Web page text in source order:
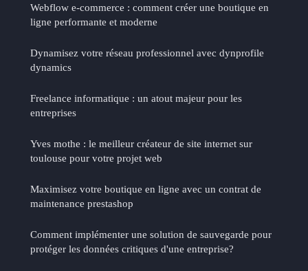
Webflow e-commerce : comment créer une boutique en
ligne performante et moderne
Dynamisez votre réseau professionnel avec dynprofile
dynamics
Freelance informatique : un atout majeur pour les
entreprises
Yves mothe : le meilleur créateur de site internet sur
toulouse pour votre projet web
Maximisez votre boutique en ligne avec un contrat de
maintenance prestashop
Comment implémenter une solution de sauvegarde pour
protéger les données critiques d'une entreprise?